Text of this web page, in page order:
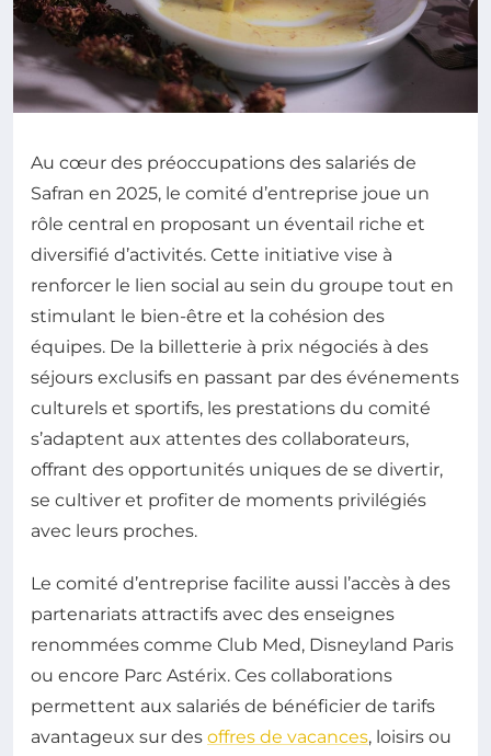
Au cœur des préoccupations des salariés de
Safran en 2025, le comité d’entreprise joue un
rôle central en proposant un éventail riche et
diversifié d’activités. Cette initiative vise à
renforcer le lien social au sein du groupe tout en
stimulant le bien-être et la cohésion des
équipes. De la billetterie à prix négociés à des
séjours exclusifs en passant par des événements
culturels et sportifs, les prestations du comité
s’adaptent aux attentes des collaborateurs,
offrant des opportunités uniques de se divertir,
se cultiver et profiter de moments privilégiés
avec leurs proches.
Le comité d’entreprise facilite aussi l’accès à des
partenariats attractifs avec des enseignes
renommées comme Club Med, Disneyland Paris
ou encore Parc Astérix. Ces collaborations
permettent aux salariés de bénéficier de tarifs
avantageux sur des offres de vacances, loisirs ou